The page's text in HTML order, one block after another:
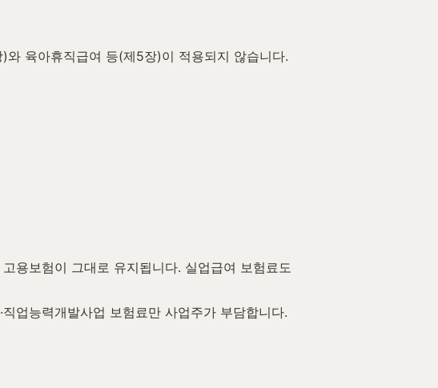
와 육아휴직급여 등(제5장)이 적용되지 않습니다.
용보험이 그대로 유지됩니다. 실업급여 보험료도
업능력개발사업 보험료만 사업주가 부담합니다.